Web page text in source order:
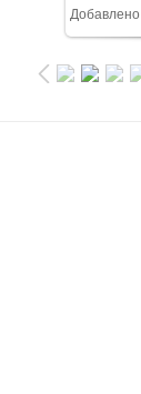
Добавлено